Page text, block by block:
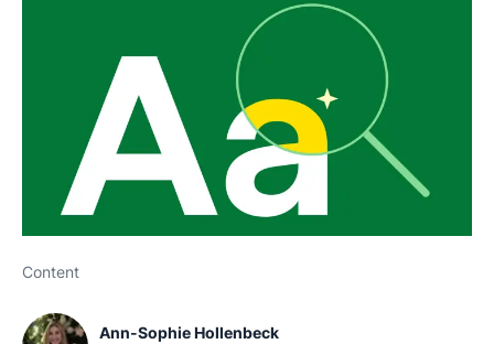
Content
Ann-Sophie Hollenbeck